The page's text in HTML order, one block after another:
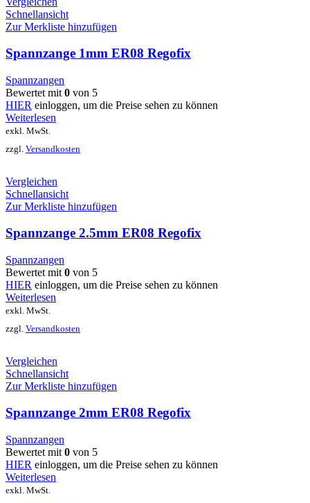
Schnellansicht
Zur Merkliste hinzufügen
Spannzange 1mm ER08 Regofix
Spannzangen
Bewertet mit 0 von 5
HIER einloggen, um die Preise sehen zu können
Weiterlesen
exkl. MwSt.
zzgl. Versandkosten
Vergleichen
Schnellansicht
Zur Merkliste hinzufügen
Spannzange 2.5mm ER08 Regofix
Spannzangen
Bewertet mit 0 von 5
HIER einloggen, um die Preise sehen zu können
Weiterlesen
exkl. MwSt.
zzgl. Versandkosten
Vergleichen
Schnellansicht
Zur Merkliste hinzufügen
Spannzange 2mm ER08 Regofix
Spannzangen
Bewertet mit 0 von 5
HIER einloggen, um die Preise sehen zu können
Weiterlesen
exkl. MwSt.